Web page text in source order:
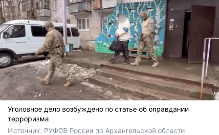
Уголовное дело возбуждено по статье об оправдании
терроризма
Источник: РУФСБ России по Архангельской области